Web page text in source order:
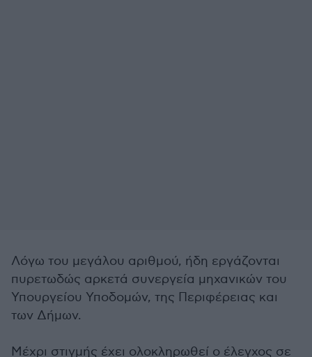
Λόγω του μεγάλου αριθμού, ήδη εργάζονται
πυρετωδώς αρκετά συνεργεία μηχανικών του
Υπουργείου Υποδομών, της Περιφέρειας και
των Δήμων.
Μέχρι στιγμής έχει ολοκληρωθεί ο έλεγχος σε